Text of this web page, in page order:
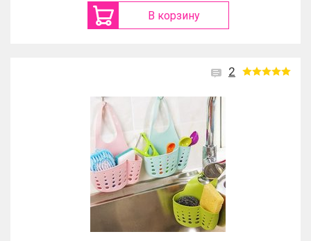
В корзину
2